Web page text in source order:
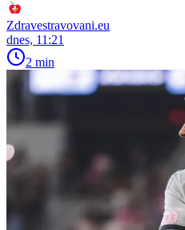
Zdravestravovani.eu
dnes, 11:21
2 min